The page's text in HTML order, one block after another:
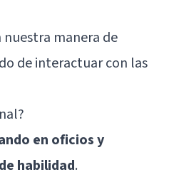
manera de
de interactuar con las
en oficios y
habilidad.